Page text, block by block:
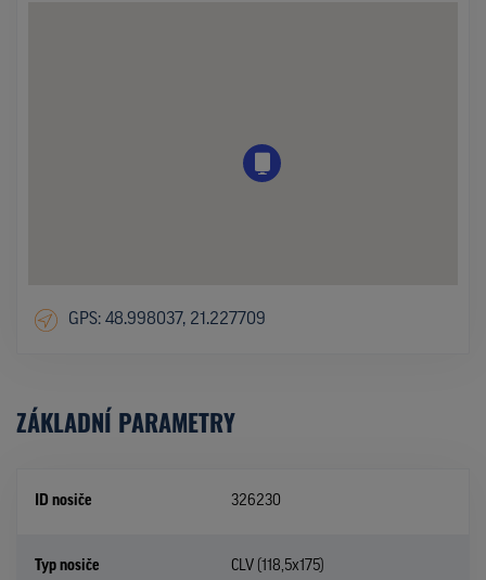
GPS: 48.998037, 21.227709
ZÁKLADNÍ PARAMETRY
ID nosiče 326230
Typ nosiče CLV (118,5x175)